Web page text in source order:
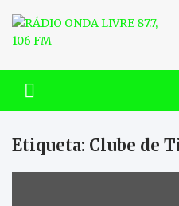
content
RÁDIO ONDA
FM
Etiqueta: Clube de